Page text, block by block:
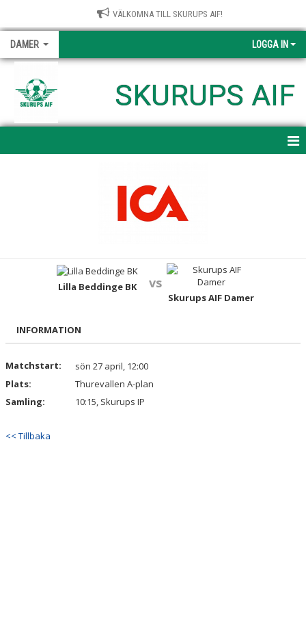
VÄLKOMNA TILL SKURUPS AIF!
DAMER LOGGA IN
SKURUPS AIF
DOKUMENT
Lilla Beddinge BK vs
Skurups AIF Damer
INFORMATION
Matchstart:
sön 27 april, 12:00
Plats:
Thurevallen A-plan
Samling:
10:15, Skurups IP
<< Tillbaka